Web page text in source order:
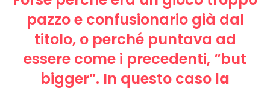
pazzo e confusionario già dal
titolo, o perché puntava ad
essere come i precedenti, “but
bigger”. In questo caso la